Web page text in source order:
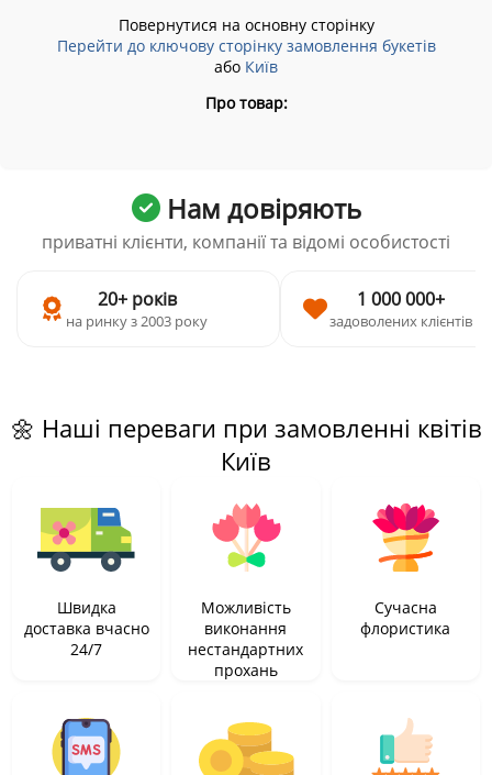
Повернутися на основну сторінку
Перейти до ключову сторінку замовлення букетів
або Київ
Про товар:
Нам довіряють
приватні клієнти, компанії та відомі особистості
20+ років
на ринку з 2003 року
1 000 000+
задоволених клієнтів
🌼 Наші переваги при замовленні квітів
Київ
Швидка
доставка вчасно
24/7
Можливість
виконання
нестандартних
прохань
Сучасна
флористика